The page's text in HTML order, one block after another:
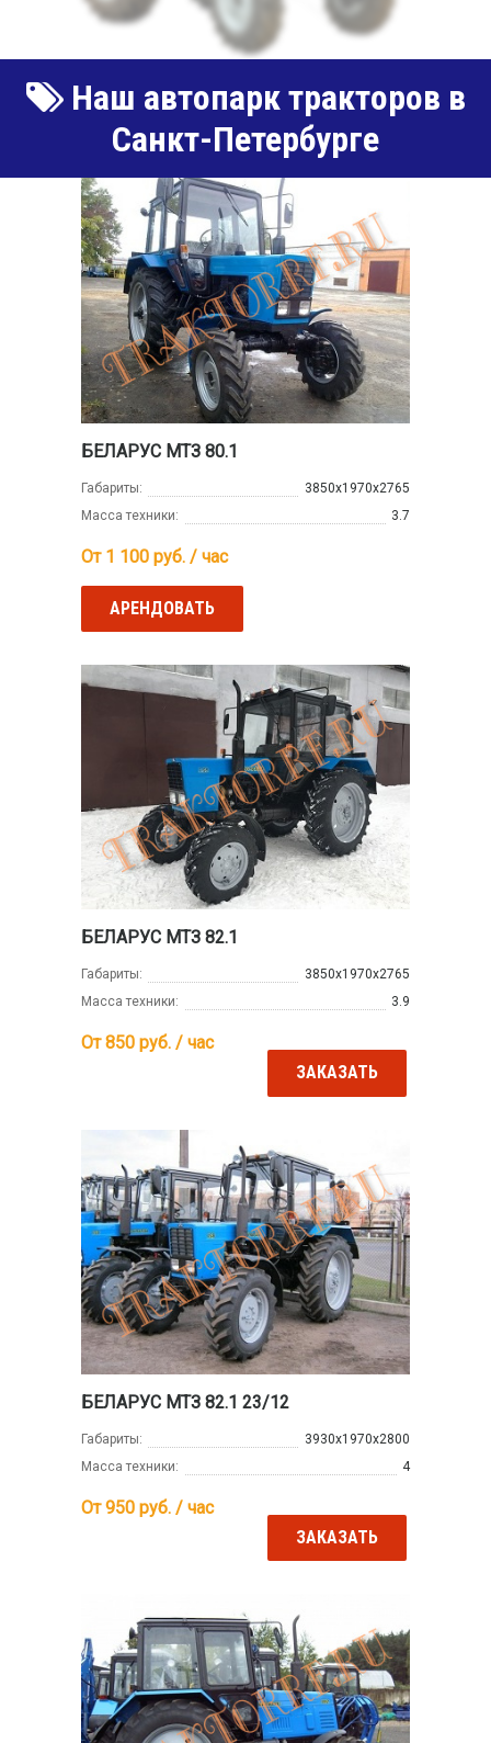
Наш автопарк тракторов в
Санкт-Петербурге
БЕЛАРУС МТЗ 80.1
Габариты:
3850х1970х2765
Масса техники:
3.7
От 1 100 руб. / час
АРЕНДОВАТЬ
БЕЛАРУС МТЗ 82.1
Габариты:
3850х1970х2765
Масса техники:
3.9
От 850 руб. / час
ЗАКАЗАТЬ
БЕЛАРУС МТЗ 82.1 23/12
Габариты:
3930x1970x2800
Масса техники:
4
От 950 руб. / час
ЗАКАЗАТЬ